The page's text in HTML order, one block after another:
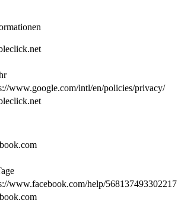
www.google.com/intl/en/policies/privacy/
www.facebook.com/help/568137493302217